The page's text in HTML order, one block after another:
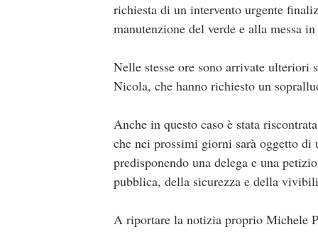
richiesta di un intervento urgente
manutenzione del verde e alla messa
Nelle stesse ore sono arrivate
Nicola, che hanno richiesto un
Anche in questo caso è stata
che nei prossimi giorni sarà oggetto
predisponendo una delega e una
pubblica, della sicurezza e della
A riportare la notizia proprio Michele